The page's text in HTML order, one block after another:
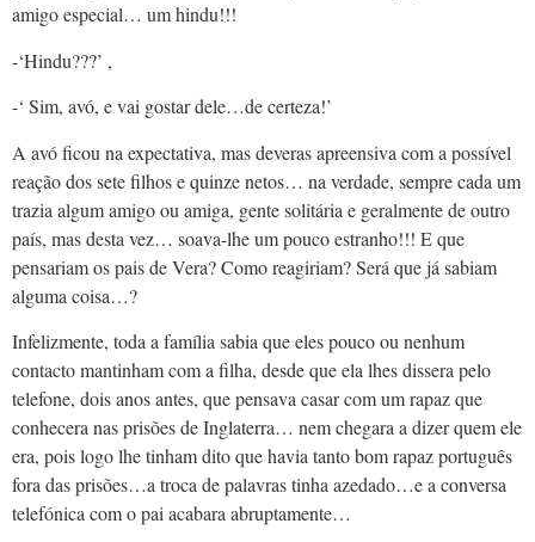
amigo especial… um hindu!!!
-‘Hindu???’ ,
-‘ Sim, avó, e vai gostar dele…de certeza!’
A avó ficou na expectativa, mas deveras apreensiva com a possível
reação dos sete filhos e quinze netos… na verdade, sempre cada um
trazia algum amigo ou amiga, gente solitária e geralmente de outro
país, mas desta vez… soava-lhe um pouco estranho!!! E que
pensariam os pais de Vera? Como reagiriam? Será que já sabiam
alguma coisa…?
Infelizmente, toda a família sabia que eles pouco ou nenhum
contacto mantinham com a filha, desde que ela lhes dissera pelo
telefone, dois anos antes, que pensava casar com um rapaz que
conhecera nas prisões de Inglaterra… nem chegara a dizer quem ele
era, pois logo lhe tinham dito que havia tanto bom rapaz português
fora das prisões…a troca de palavras tinha azedado…e a conversa
telefónica com o pai acabara abruptamente…